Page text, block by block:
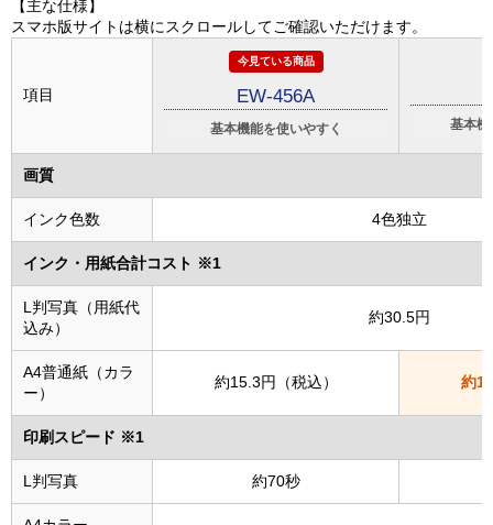
【主な仕様】
スマホ版サイトは横にスクロールしてご確認いただけます。
項目
今見ている商品
EW-456A
基本機能を使いやすく 基本機
画質
インク色数 4色独立
インク・用紙合計コスト ※1
L判写真（用紙代
込み）
約30.5円
A4普通紙（カラ
ー）
約15.3円（税込） 約
印刷スピード ※1
L判写真 約70秒